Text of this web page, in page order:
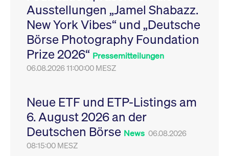
Ausstellungen „Jamel Shabazz.
New York Vibes“ und „Deutsche
Börse Photography Foundation
Prize 2026“ Pressemitteilungen
06.08.2026 11:00:00 MESZ
Neue ETF und ETP-Listings am
6. August 2026 an der
Deutschen Börse News 06.08.2026
08:15:00 MESZ
Leistung der Website
zu messen. Es handelt
sich um ein Muster-
Cookie, bei dem auf
das Präfix _pk_ses
eine kurze Reihe von
VISITOR_PRIVACY_METADATA
YouTube
.youtube.com
6
Monate
Dieses Cookie dient
Speicherung der
Einwilligungs- und
des Nutzers für ihre
Interaktion mit der
Sitzungen geehrt